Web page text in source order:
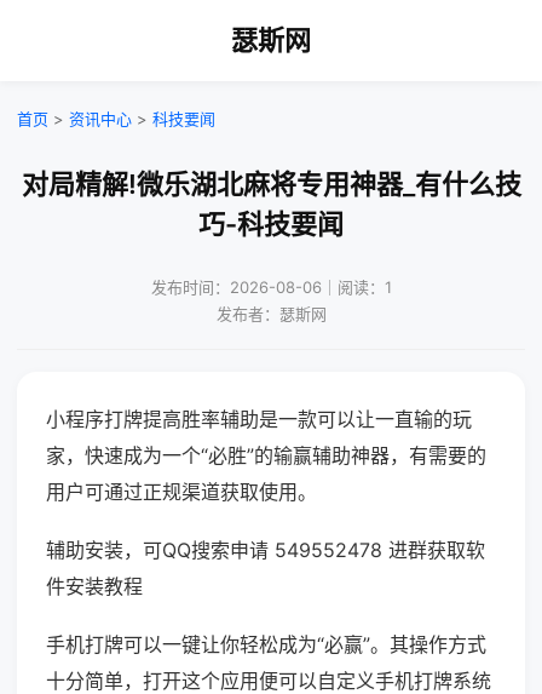
瑟斯网
首页 > 资讯中心 > 科技要闻
对局精解!微乐湖北麻将专用神器_有什么技
巧-科技要闻
发布时间：2026-08-06｜阅读：1
发布者：瑟斯网
小程序打牌提高胜率辅助是一款可以让一直输的玩
家，快速成为一个“必胜”的输赢辅助神器，有需要的
用户可通过正规渠道获取使用。
辅助安装，可QQ搜索申请 549552478 进群获取软
件安装教程
手机打牌可以一键让你轻松成为“必赢”。其操作方式
十分简单，打开这个应用便可以自定义手机打牌系统